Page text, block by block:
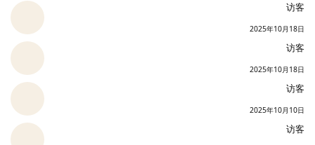
访客
2025年10月18日
访客
2025年10月18日
访客
2025年10月10日
访客